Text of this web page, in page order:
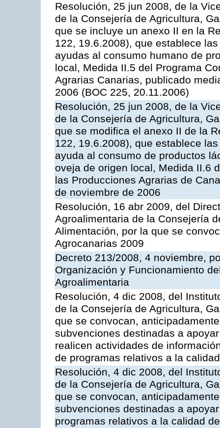
Resolución, 25 jun 2008, de la
de la Consejería de Agricultura,
que se incluye un anexo II en la
122, 19.6.2008), que establece
ayudas al consumo humano de
local, Medida II.5 del Programa
Agrarias Canarias, publicado
2006 (BOC 225, 20.11.2006)
Resolución, 25 jun 2008, de la
de la Consejería de Agricultura,
que se modifica el anexo II de la
122, 19.6.2008), que establece
ayuda al consumo de productos
oveja de origen local, Medida II.6
las Producciones Agrarias de
de noviembre de 2006
Resolución, 16 abr 2009, del
Agroalimentaria de la Consejería
Alimentación, por la que se
Agrocanarias 2009
Decreto 213/2008, 4 noviembre,
Organización y Funcionamiento
Agroalimentaria
Resolución, 4 dic 2008, del
de la Consejería de Agricultura,
que se convocan,
subvenciones destinadas a
realicen actividades de
de programas relativos a la
Resolución, 4 dic 2008, del
de la Consejería de Agricultura,
que se convocan,
subvenciones destinadas a
programas relativos a la calidad